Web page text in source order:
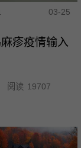
03-25
疹疫情输入
阅读 19707